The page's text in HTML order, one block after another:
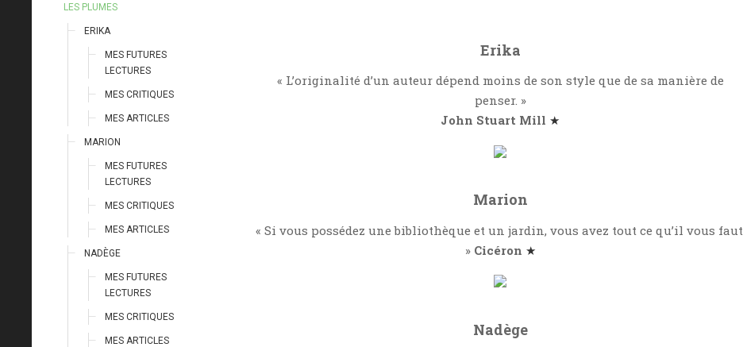
LES PLUMES
ERIKA
MES FUTURES
LECTURES
MES CRITIQUES
MES ARTICLES
MARION
MES FUTURES
LECTURES
MES CRITIQUES
MES ARTICLES
NADÈGE
MES FUTURES
LECTURES
MES CRITIQUES
MES ARTICLES
Erika
« L’originalité d’un auteur dépend moins de son style que de sa manière de
penser. »
John Stuart Mill ★
Marion
« Si vous possédez une bibliothèque et un jardin, vous avez tout ce qu’il vous faut.
» Cicéron ★
Nadège